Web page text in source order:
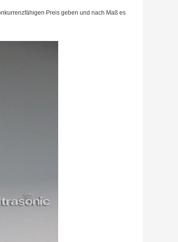
Preis geben und nach Maß es